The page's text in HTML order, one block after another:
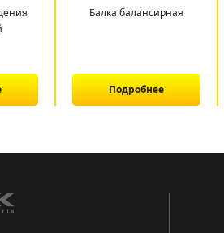
Балка балансирная
Подробнее